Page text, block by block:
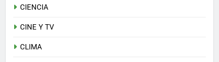
CIENCIA
CINE Y TV
CLIMA